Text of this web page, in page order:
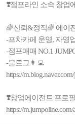
❣️점포라인 소속 창업
🌈신뢰&정직🌈 에이
-프차카페 운영, 자영
-점포매매 NO.1
-블로그👩‍💻
https://
❣️창업에이전트 프로
https://m.jumpoline.com/